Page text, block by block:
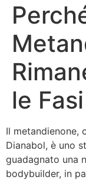
le
Il metandienone,
Dianabol, è uno
guadagnato una
bodybuilder, in